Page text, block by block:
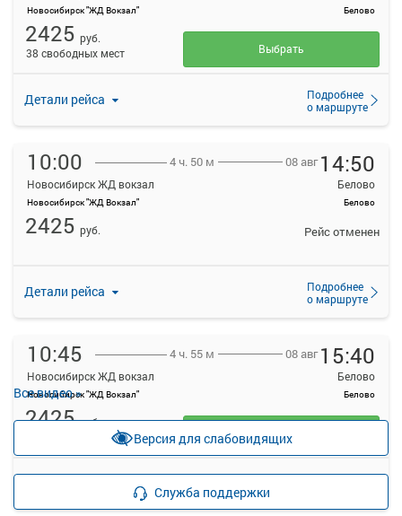
Новосибирск "ЖД Вокзал" Белово
Детали рейса
Подробнее
о маршруте
2425 руб.
38 свободных мест
Выбрать
10:00
Новосибирск ЖД вокзал
Новосибирск "ЖД Вокзал"
4 ч. 50 м 08 авг 14:50
Белово
Белово
Детали рейса
Подробнее
о маршруте
2425 руб. Рейс отменен
10:45
Новосибирск ЖД вокзал
Новосибирск "ЖД Вокзал"
4 ч. 55 м 08 авг 15:40
Белово
Белово
Подробнее
2425 руб.
Осталось 3 места
Все видео »
Версия для слабовидящих
Служба поддержки